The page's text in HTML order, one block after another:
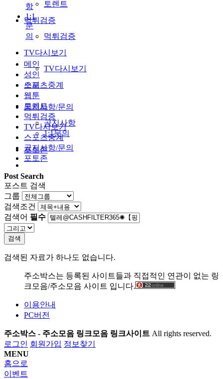
토렌트
먹튀검증
먹튀검증
TV다시보기
TV다시보기
스포츠중계
공지사항/문의
공지사항
1:1문의
포토존
항
1:1
문
의
메인
성인
오피
웹툰
토렌트
먹튀검증
TV다시보기
스포츠중계
공지사항/문의
포토존
Post Search
포스트 검색
그룹
검색조건
검색어 필수
검색
검색된 자료가 하나도 없습니다.
주소박스는 등록된 사이트들과 직접적인 연관이 없는 링
크모음/주소모음 사이트 입니다.
이용안내
PC버전
주소박스 - 주소모음 링크모음 링크사이트 All rights reserved.
로그인 회원가입 정보찾기
MENU
홈으로
이벤트